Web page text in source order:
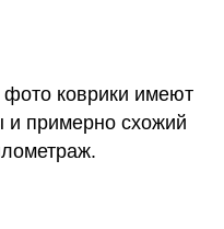
коврики имеют
и примерно схожий